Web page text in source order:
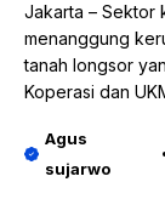
Jakarta – Sektor
menanggung
tanah longsor
Koperasi dan
Agus
sujarwo